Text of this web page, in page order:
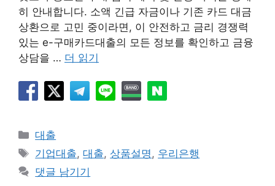
히 안내합니다. 소액 긴급 자금이나 기존 카드 대금
상환으로 고민 중이라면, 이 안전하고 금리 경쟁력
있는 e-구매카드대출의 모든 정보를 확인하고 금융
상담을 … 더 읽기
카
테
리
대출
태
그
기업대출,대출, 상품설명, 우리은행
댓글 남기기